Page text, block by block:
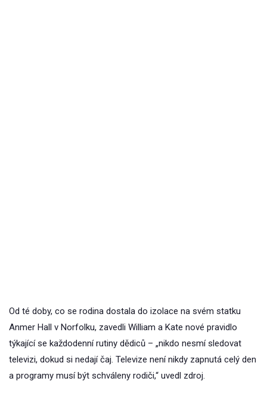
Od té doby, co se rodina dostala do izolace na svém statku
Anmer Hall v Norfolku, zavedli William a Kate nové pravidlo
týkající se každodenní rutiny dědiců – „nikdo nesmí sledovat
televizi, dokud si nedají čaj. Televize není nikdy zapnutá celý den
a programy musí být schváleny rodiči,“ uvedl zdroj.